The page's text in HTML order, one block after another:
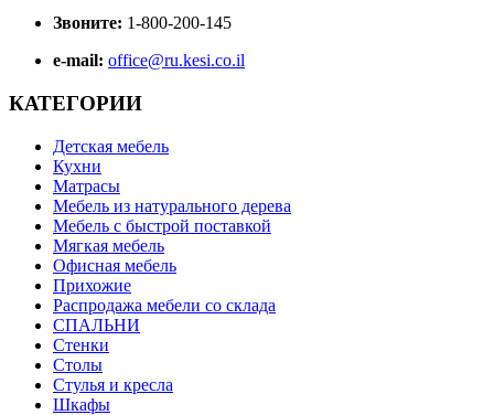
Звоните: 1-800-200-145
e-mail: office@ru.kesi.co.il
КАТЕГОРИИ
Детская мебель
Кухни
Матрасы
Мебель из натурального дерева
Мебель с быстрой поставкой
Мягкая мебель
Офисная мебель
Прихожие
Распродажа мебели со склада
СПАЛЬНИ
Стенки
Столы
Стулья и кресла
Шкафы